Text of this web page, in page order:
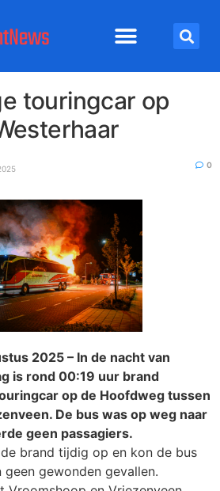
touringcar op
0
2025 – In de nacht van
is rond 00:19 uur brand
op de Hoofdweg tussen
De bus was op weg naar
geen passagiers.
brand tijdig op en kon de bus
gewonden gevallen.